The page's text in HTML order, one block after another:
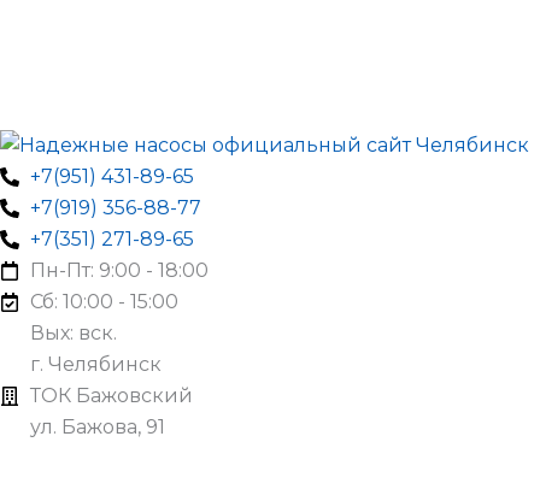
+7(951) 431-89-65
+7(919) 356-88-77
+7(351) 271-89-65
Пн-Пт: 9:00 - 18:00
Сб: 10:00 - 15:00
Вых: вск.
г. Челябинск
ТОК Бажовский
ул. Бажова, 91